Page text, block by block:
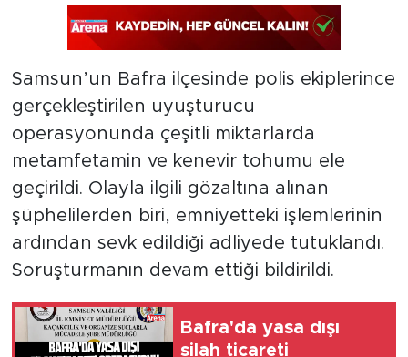
Samsun’un Bafra ilçesinde polis ekiplerince
gerçekleştirilen uyuşturucu
operasyonunda çeşitli miktarlarda
metamfetamin ve kenevir tohumu ele
geçirildi. Olayla ilgili gözaltına alınan
şüphelilerden biri, emniyetteki işlemlerinin
ardından sevk edildiği adliyede tutuklandı.
Soruşturmanın devam ettiği bildirildi.
Bafra'da yasa dışı
silah ticareti